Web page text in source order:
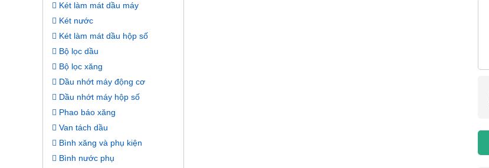
Két làm mát dầu máy
Két nước
Két làm mát dầu hộp số
Bộ lọc dầu
Bộ lọc xăng
Dầu nhớt máy động cơ
Dầu nhớt máy hộp số
Phao báo xăng
Van tách dầu
Bình xăng và phụ kiện
Bình nước phụ